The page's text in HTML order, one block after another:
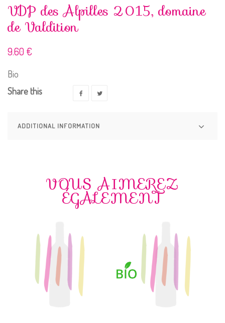
VDP des Alpilles 2015, domaine
de Valdition
9.60 €
Bio
Share this
ADDITIONAL INFORMATION
VOUS AIMEREZ
ÉGALEMENT